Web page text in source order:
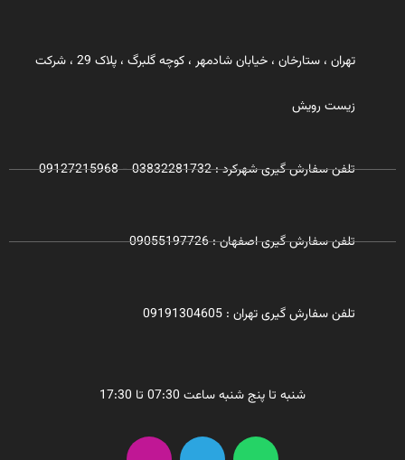
تهران ، ستارخان ، خیابان شادمهر ، کوچه گلبرگ ، پلاک 29 ، شرکت
زیست رویش
تلفن سفارش گیری شهرکرد : 03832281732 - 09127215968
تلفن سفارش گیری اصفهان : 09055197726
تلفن سفارش گیری تهران : 09191304605
شنبه تا پنج شنبه ساعت 07:30 تا 17:30
W
T
I